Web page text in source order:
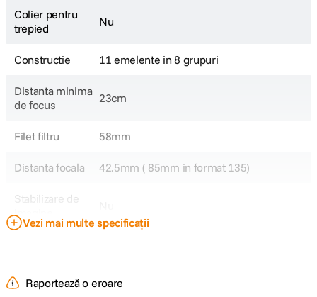
Colier pentru
trepied
Nu
Constructie 11 emelente in 8 grupuri
Distanta minima
de focus
23cm
Filet filtru 58mm
Distanta focala 42.5mm ( 85mm in format 135)
Stabilizare de
imagine
Obiectiv Fix /
Zoom
Fix
Vezi mai multe specificații
Raportează o eroare